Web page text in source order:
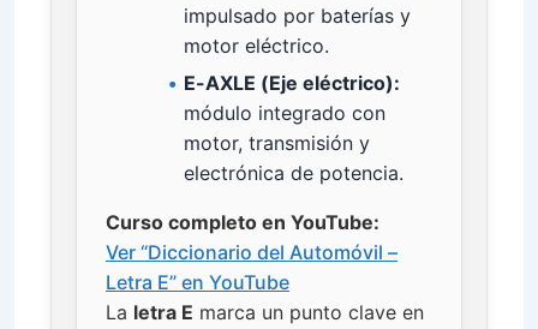
impulsado por baterías y
motor eléctrico.
E-AXLE (Eje eléctrico):
módulo integrado con
motor, transmisión y
electrónica de potencia.
Curso completo en YouTube:
Ver “Diccionario del Automóvil –
Letra E” en YouTube
La letra E marca un punto clave en